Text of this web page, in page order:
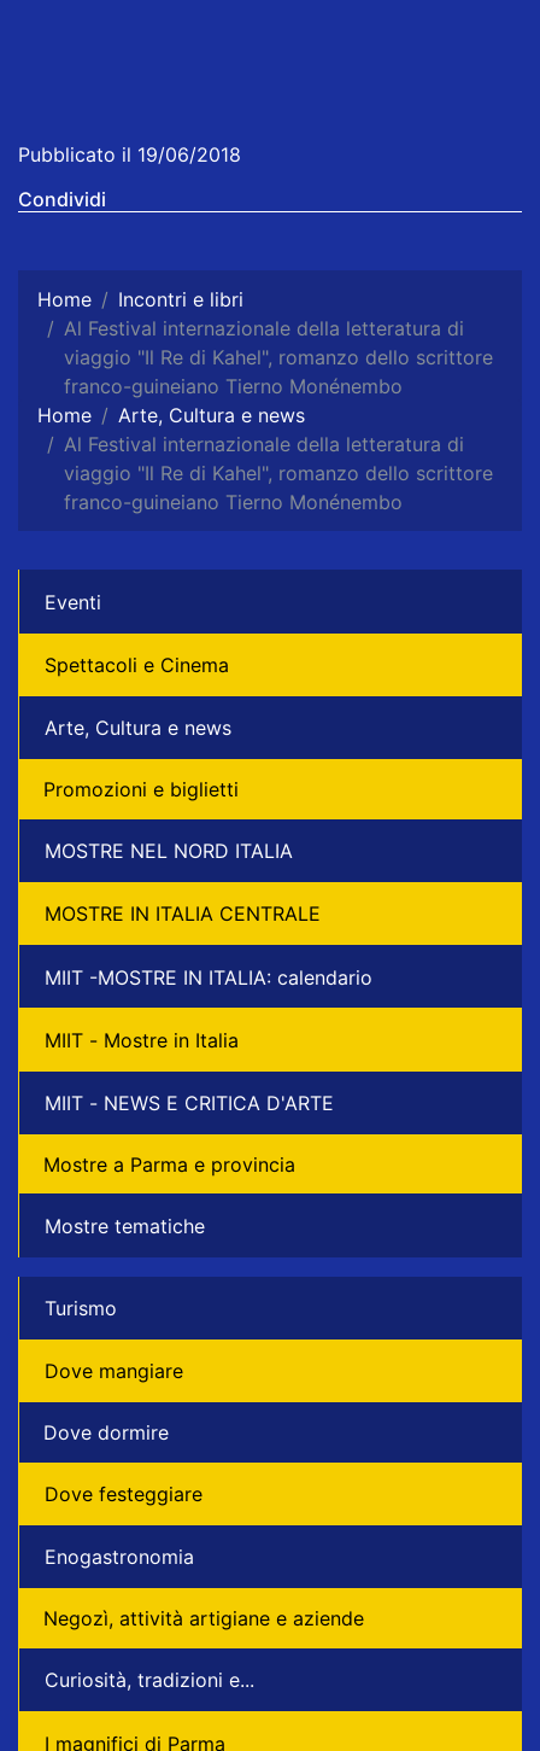
Pubblicato il 19/06/2018
Condividi
Home
Incontri e libri
Al Festival internazionale della letteratura di
viaggio "Il Re di Kahel", romanzo dello scrittore
franco-guineiano Tierno Monénembo
Home
Arte, Cultura e news
Al Festival internazionale della letteratura di
viaggio "Il Re di Kahel", romanzo dello scrittore
franco-guineiano Tierno Monénembo
Eventi
Spettacoli e Cinema
Arte, Cultura e news
Promozioni e biglietti
MOSTRE NEL NORD ITALIA
MOSTRE IN ITALIA CENTRALE
MIIT -MOSTRE IN ITALIA: calendario
MIIT - Mostre in Italia
MIIT - NEWS E CRITICA D'ARTE
Mostre a Parma e provincia
Mostre tematiche
Turismo
Dove mangiare
Dove dormire
Dove festeggiare
Enogastronomia
Negozì, attività artigiane e aziende
Curiosità, tradizioni e...
I magnifici di Parma